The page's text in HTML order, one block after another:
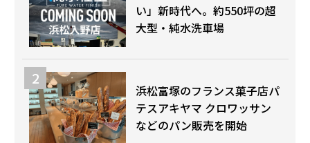
い」新時代へ。約550坪の超
大型・純水洗車場
浜松富塚のフランス菓子店パ
テスアキヤマ クロワッサン
などのパン販売を開始